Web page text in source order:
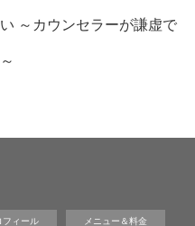
～カウンセラーが謙虚で
フィール メニュー＆料金